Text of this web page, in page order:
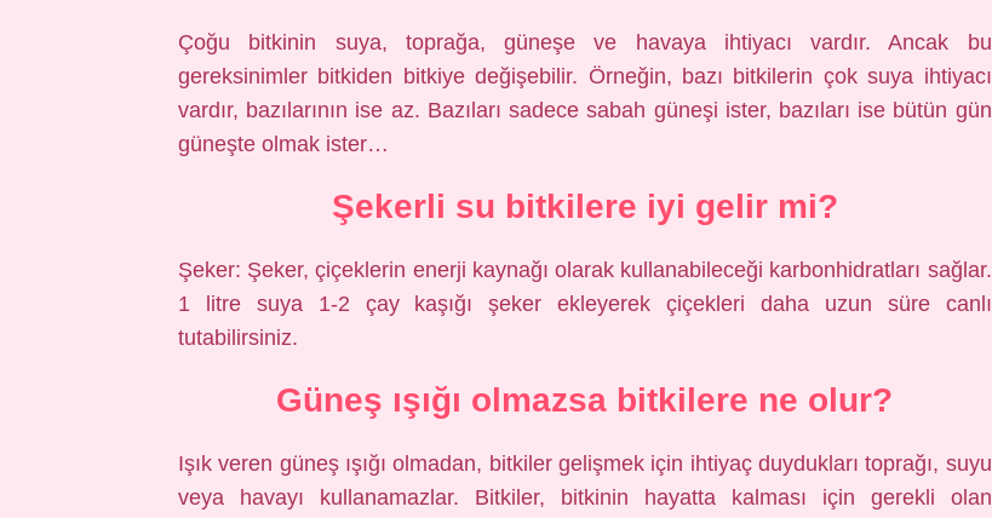
Çoğu bitkinin suya, toprağa, güneşe ve havaya ihtiyacı vardır. Ancak bu
gereksinimler bitkiden bitkiye değişebilir. Örneğin, bazı bitkilerin çok suya ihtiyacı
vardır, bazılarının ise az. Bazıları sadece sabah güneşi ister, bazıları ise bütün gün
güneşte olmak ister…
Şekerli su bitkilere iyi gelir mi?
Şeker: Şeker, çiçeklerin enerji kaynağı olarak kullanabileceği karbonhidratları sağlar.
1 litre suya 1-2 çay kaşığı şeker ekleyerek çiçekleri daha uzun süre canlı
tutabilirsiniz.
Güneş ışığı olmazsa bitkilere ne olur?
Işık veren güneş ışığı olmadan, bitkiler gelişmek için ihtiyaç duydukları toprağı, suyu
veya havayı kullanamazlar. Bitkiler, bitkinin hayatta kalması için gerekli olan